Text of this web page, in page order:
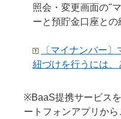
照会・変更画面の"
ーと預貯金口座との
〔マイナンバー
紐づけを行うには、
※BaaS提携サービス
ートフォンアプリから